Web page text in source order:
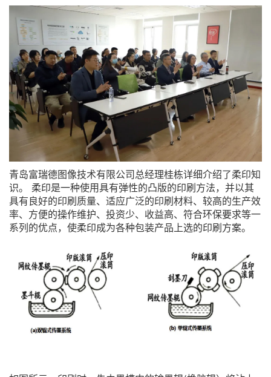
青岛富瑞德图像技术有限公司总经理桂栋详细介绍了柔印知
识。 柔印是一种使用具有弹性的凸版的印刷方法，并以其
具有良好的印刷质量、适应广泛的印刷材料、较高的生产效
率、方便的操作维护、投资少、收益高、符合环保要求等一
系列的优点，使柔印成为各种包装产品上选的印刷方案。